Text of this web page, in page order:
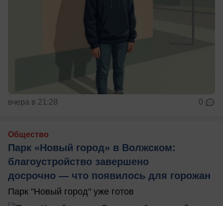
вчера в 21:28 0
Общество
Парк «Новый город» в Волжском:
благоустройство завершено
досрочно — что появилось для горожан
Парк "Новый город" уже готов